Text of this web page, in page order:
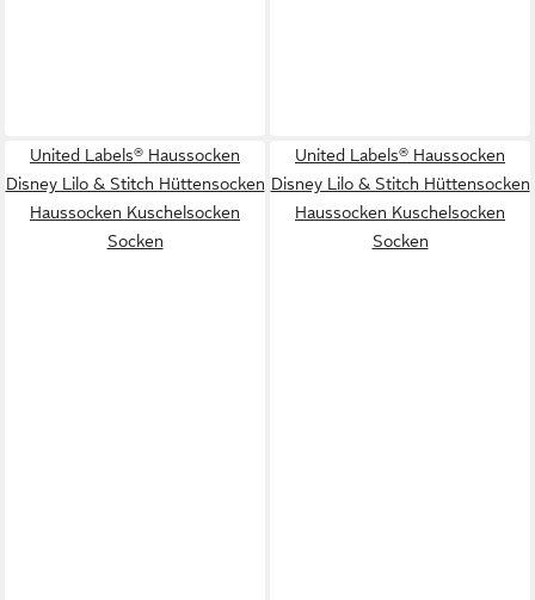
United Labels® Haussocken
Disney Lilo & Stitch Hüttensocken
Haussocken Kuschelsocken
Socken
United Labels® Haussocken
Disney Lilo & Stitch Hüttensocken
Haussocken Kuschelsocken
Socken